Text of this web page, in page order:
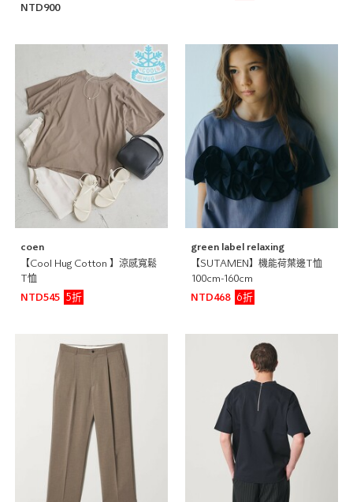
NTD900
coen
【Cool Hug Cotton 】涼感寬鬆
T恤
NTD545
5折
green label relaxing
【SUTAMEN】機能荷葉邊T恤
100cm-160cm
NTD468
6折